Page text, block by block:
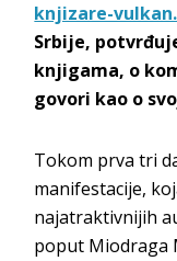
knjizare-
Srbije,
knjigama, o
govori kao o
Tokom prva tri
manifestacije,
najatraktivnijih
poput Miodraga